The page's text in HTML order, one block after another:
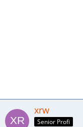
xrw
Senior Profi